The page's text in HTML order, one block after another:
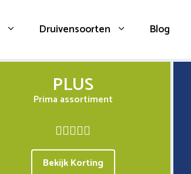
Druivensoorten Blog
PLUS
Prima assortiment
Bekijk Korting